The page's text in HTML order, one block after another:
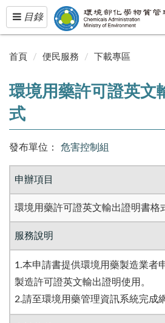
Toggle
navigation
目錄
首頁 便民服務 下載專區
環境用藥許可證英文
式
發布單位： 危害控制組
申辦項目
環境用藥許可證英文輸出證明書格
服務說明
1.本申請書提供環境用藥製造業者
製造許可證英文輸出證明使用。
2.請至環境用藥管理資訊系統完成